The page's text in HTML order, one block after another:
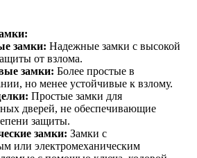
замки: Надежные замки с высокой
от взлома.
замки: Более простые в
но менее устойчивые к взлому.
Простые замки для
дверей, не обеспечивающие
защиты.
замки: Замки с
или электромеханическим